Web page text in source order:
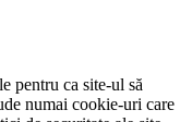
pentru ca site-ul să
numai cookie-uri care